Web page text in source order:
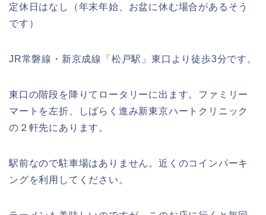
定休日はなし（年末年始、お盆に休む場合があるそう
です）
JR常磐線・新京成線「松戸駅」東口より徒歩3分です。
東口の階段を降りてロータリーに出ます。ファミリー
マートを左折、しばらく進み新東京ハートクリニック
の２軒先にあります。
駅前なので駐車場はありません。近くのコインパーキ
ングを利用してください。